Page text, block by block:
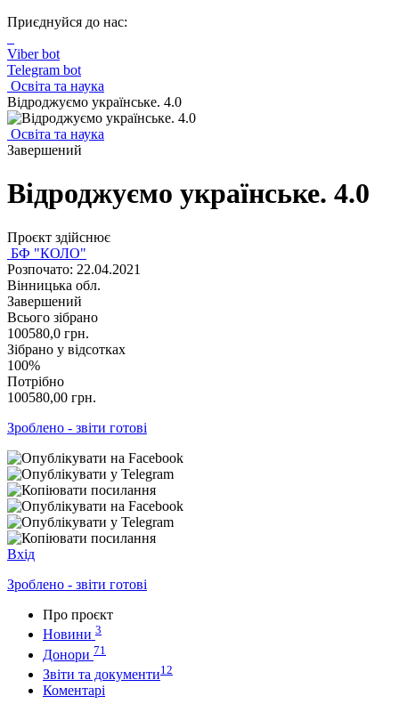
Приєднуйся до нас:
Viber bot
Telegram bot
Освіта та наука
Відроджуємо українське. 4.0
Освіта та наука
Завершений
Відроджуємо українське. 4.0
Проєкт здійснює
БФ "КОЛО"
Розпочато: 22.04.2021
Вінницька обл.
Завершений
Всього зібрано
100580,0 грн.
Зібрано у відсотках
100%
Потрібно
100580,00 грн.
Зроблено - звіти готові
Вхід
Зроблено - звіти готові
Про проєкт
Новини 3
Донори 71
Звіти та документи12
Коментарі